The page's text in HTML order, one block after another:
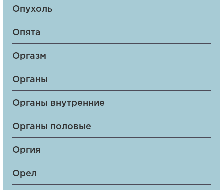
Опухоль
Опята
Оргазм
Органы
Органы внутренние
Органы половые
Оргия
Орел